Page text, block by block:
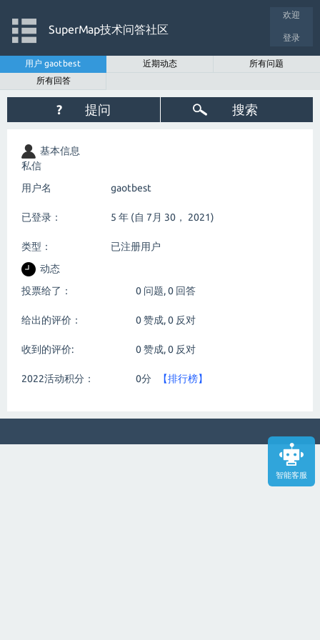
智能客服
欢迎
登录
SuperMap技术问答社区
用户 gaotbest 近期动态
所有问题
所有回答
? 提问 搜索
基本信息
私信
用户名
gaotbest
已登录： 5 年 (自 7月 30， 2021)
类型：
已注册用户
动态
投票给了：
0 问题,0 回答
给出的评价： 0赞成,0 反对
收到的评价: 0赞成,0 反对
2022活动积分： 0分 【排行榜】